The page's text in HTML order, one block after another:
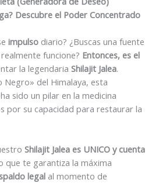
Descubre el Poder Concentrado
impulso diario? ¿Buscas una fuente
funcione? Entonces, es el
la legendariaShilajit Jalea.
Negro» del Himalaya, esta
sido un pilar en la medicina
por su capacidad para restaurar la
Shilajit Jalea es UNICO y cuenta
que te garantiza la máxima
legal al momento de